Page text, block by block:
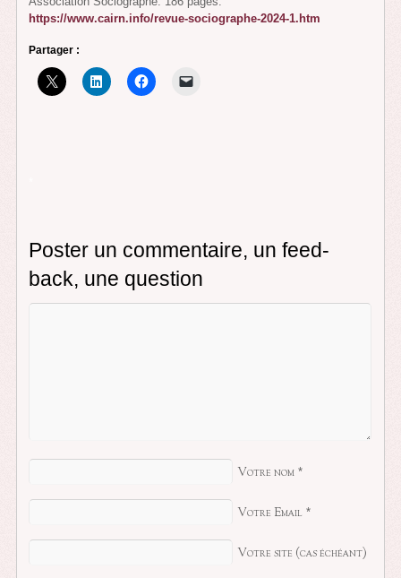
https://www.cairn.info/revue-sociographe-2024-1.htm
Partager :
Poster un commentaire, un feed-
back, une question
Votre nom *
Votre Email *
Votre site (cas échéant)